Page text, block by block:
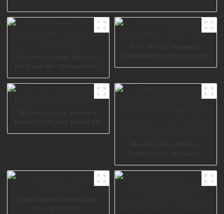
Chromfarbenes Bein für
Sofa aus der chinesischen
Sofa Metall moderne
Möbelbeine I2995-210-09
180 mm hohe schwere
Modellform aus Edelstahl
Buddycabin Metall-
Möbelbeine, schwarz,
Sofabeine mit Schrauben
Sofazubehör-Hardware
I2998-150-01